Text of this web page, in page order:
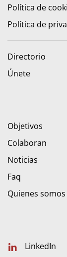
Política de
Política de
Directorio
Únete
Objetivos
Colaboran
Noticias
Faq
Quienes somos
LinkedIn